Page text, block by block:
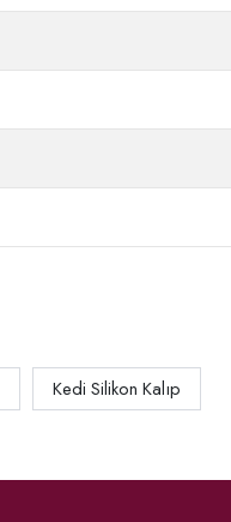
Kedi Silikon Kalıp